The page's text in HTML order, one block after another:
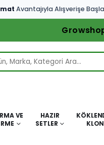
Avantajıyla Alışverişe
VE
HAZIR
SETLER